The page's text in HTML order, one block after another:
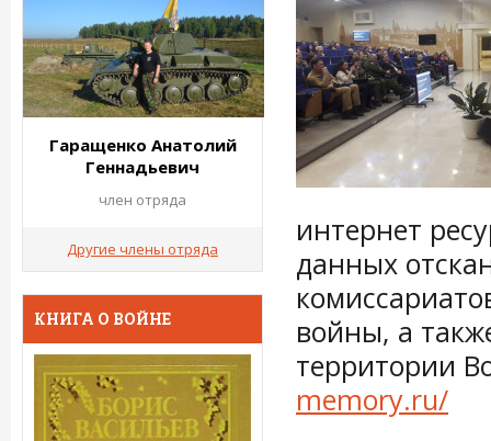
интернет
данных
войны, а
территории
memory.ru/
Гаращенко Анатолий
Геннадьевич
член отряда
Другие члены отряда
КНИГА О ВОЙНЕ